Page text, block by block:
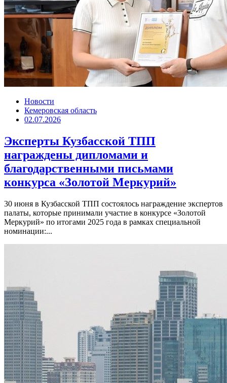
Новости
Кемеровская область
02.07.2026
Эксперты Кузбасской ТПП
награждены дипломами и
благодарственными письмами
конкурса «Золотой Меркурий»
30 июня в Кузбасской ТПП состоялось награждение экспертов
палаты, которые принимали участие в конкурсе «Золотой
Меркурий» по итогами 2025 года в рамках специальной
номинации:...